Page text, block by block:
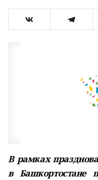
В рамках
в Башкортостане